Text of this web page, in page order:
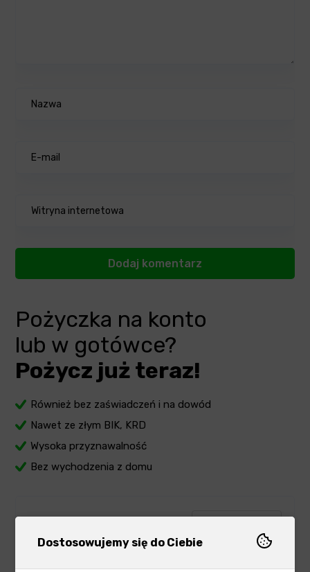
Pożyczka na konto
lub w gotówce?
Pożycz już teraz!
Również bez zaświadczeń i na dowód
Nawet ze złym BIK, KRD
Wysoka przyznawalność
Bez wychodzenia z domu
Dostosowujemy się do Ciebie